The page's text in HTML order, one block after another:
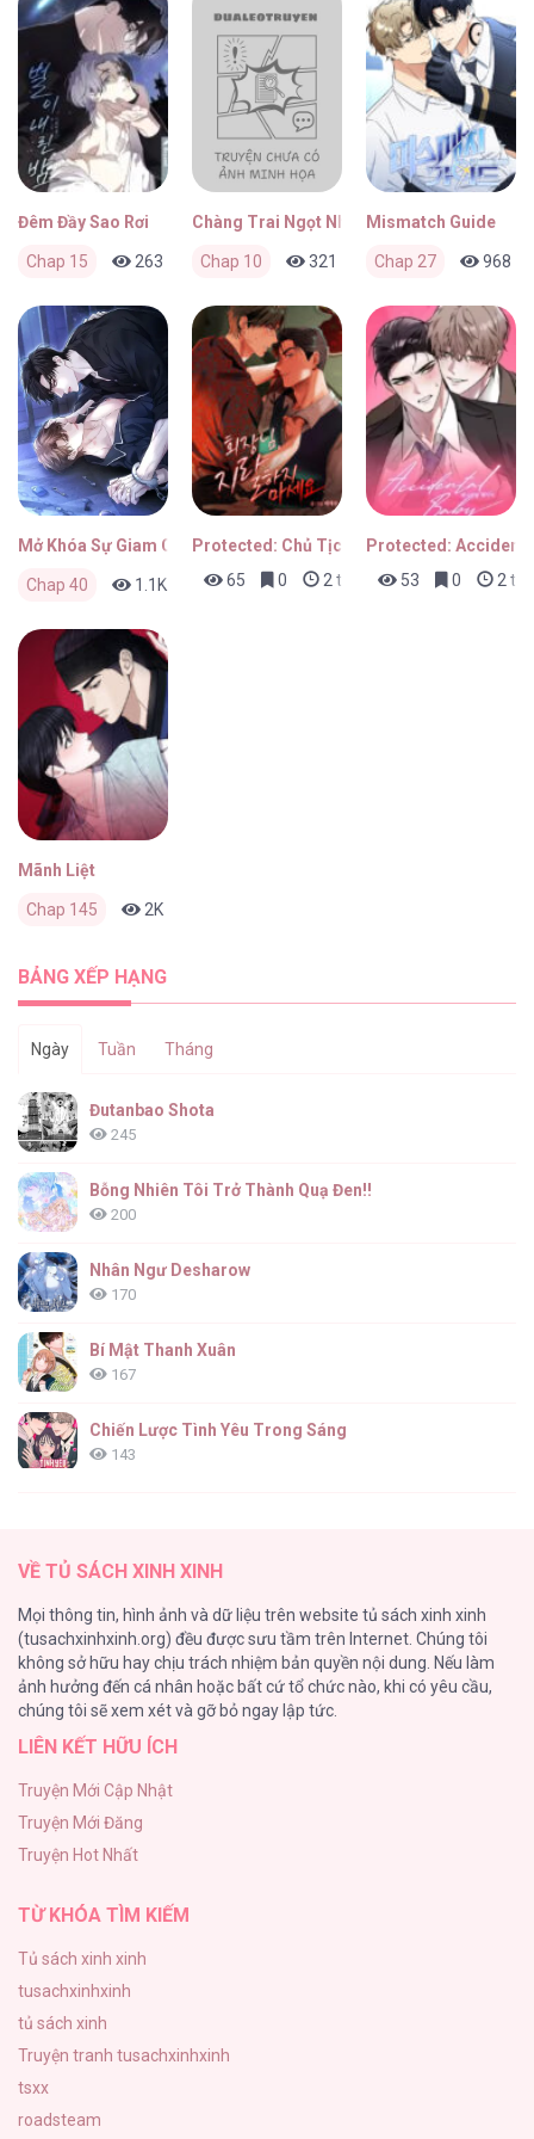
Đêm Đầy Sao Rơi
Chap 15 263 0 1 tháng trước
Chàng Trai Ngọt Như Kẹo
Chap 10 321 0 1 tháng trước
Mismatch Guide
Chap 27 968
Mở Khóa Sự Giam Cầm Êm Ái
Chap 40 1.1K 0 2 tháng trước
Protected: Chủ Tịch, Bớt Điên Dùm!
65
0 2 tháng trước
Protected:
53
0 2
Mãnh Liệt
Chap 145 2K
BẢNG XẾP HẠNG
Ngày Tuần Tháng
Đutanbao Shota
245
Bỗng Nhiên Tôi Trở Thành Quạ Đen!!
200
Nhân Ngư Desharow
170
Bí Mật Thanh Xuân
167
Chiến Lược Tình Yêu Trong Sáng
143
128
Bỏ Quách Chồng Con Đi, Tiền Bạc Mới Là Tất Cả
123
Tình yêu và danh vọng
Tùy Tâm Tùy Ý
105
VỀ TỦ SÁCH XINH XINH
Mọi thông tin, hình ảnh và dữ liệu trên website tủ sách xinh xinh
(tusachxinhxinh.org) đều được sưu tầm trên Internet. Chúng tôi
không sở hữu hay chịu trách nhiệm bản quyền nội dung. Nếu làm
ảnh hưởng đến cá nhân hoặc bất cứ tổ chức nào, khi có yêu cầu,
chúng tôi sẽ xem xét và gỡ bỏ ngay lập tức.
LIÊN KẾT HỮU ÍCH
Truyện Mới Cập Nhật
Truyện Mới Đăng
Truyện Hot Nhất
TỪ KHÓA TÌM KIẾM
Tủ sách xinh xinh
tusachxinhxinh
tủ sách xinh
Truyện tranh tusachxinhxinh
tsxx
roadsteam